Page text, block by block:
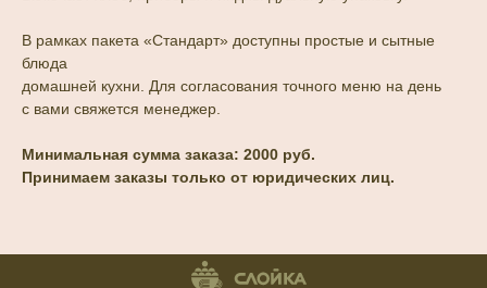
В рамках пакета «Стандарт» доступны простые и сытные
блюда
домашней кухни. Для согласования точного меню на день
с вами свяжется менеджер.
Минимальная сумма заказа: 2000 руб.
Принимаем заказы только от юридических лиц.